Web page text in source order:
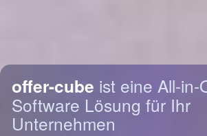
offer-cube ist eine All-in-
Software Lösung für Ihr
Unternehmen